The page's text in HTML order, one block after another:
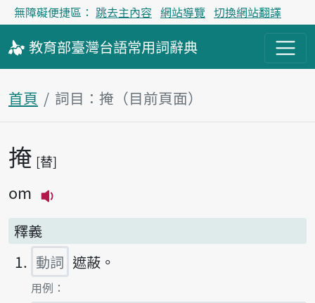
無障礙便捷區： 跳去主內容 網站導覽 切換網站翻譯
教育部臺灣台語常用詞辭典
首頁 詞目：掩（目前頁面）
主內容區塊
掩 替
om
釋義
動詞 遮蔽。
第1項釋義的
用例：